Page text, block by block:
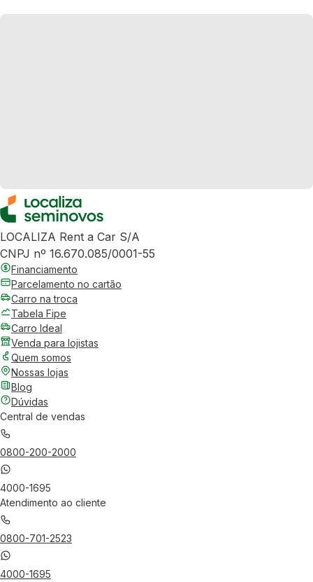
LOCALIZA Rent a Car S/A
CNPJ nº 16.670.085/0001-55
Financiamento
Parcelamento no cartão
Carro na troca
Tabela Fipe
Carro Ideal
Venda para lojistas
Quem somos
Nossas lojas
Blog
Dúvidas
Central de vendas
0800-200-2000
4000-1695
Atendimento ao cliente
0800-701-2523
4000-1695